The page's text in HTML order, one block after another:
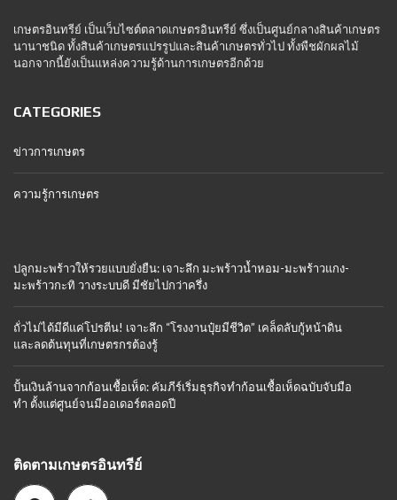
เกษตรอินทรีย์ เป็นเว็บไซต์ตลาดเกษตรอินทรีย์ ซึ่งเป็นศูนย์กลางสินค้าเกษตร
นานาชนิด ทั้งสินค้าเกษตรแปรรูปและสินค้าเกษตรทั่วไป ทั้งพืชผักผลไม้
นอกจากนี้ยังเป็นแหล่งความรู้ด้านการเกษตรอีกด้วย
CATEGORIES
ข่าวการเกษตร
ความรู้การเกษตร
ปลูกมะพร้าวให้รวยแบบยั่งยืน: เจาะลึก มะพร้าวน้ำหอม-มะพร้าวแกง-
มะพร้าวกะทิ วางระบบดี มีชัยไปกว่าครึ่ง
ถั่วไม่ได้มีดีแค่โปรตีน! เจาะลึก “โรงงานปุ๋ยมีชีวิต” เคล็ดลับกู้หน้าดิน
และลดต้นทุนที่เกษตรกรต้องรู้
ปั้นเงินล้านจากก้อนเชื้อเห็ด: คัมภีร์เริ่มธุรกิจทำก้อนเชื้อเห็ดฉบับจับมือ
ทำ ตั้งแต่ศูนย์จนมีออเดอร์ตลอดปี
ติดตามเกษตรอินทรีย์